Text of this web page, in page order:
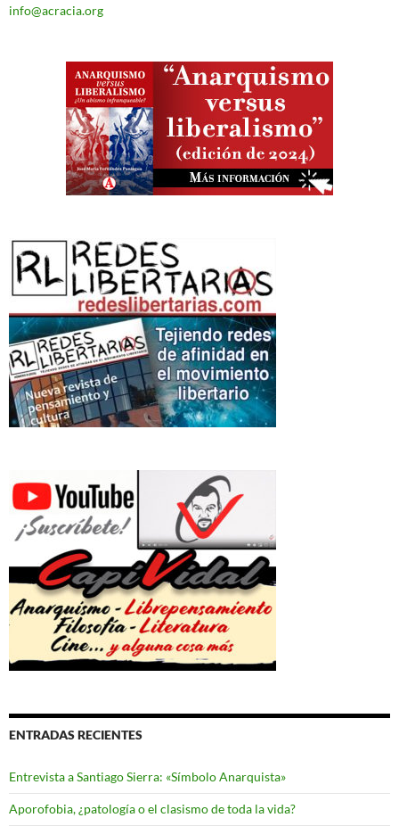
info@acracia.org
ENTRADAS RECIENTES
Entrevista a Santiago Sierra: «Símbolo Anarquista»
Aporofobia, ¿patología o el clasismo de toda la vida?